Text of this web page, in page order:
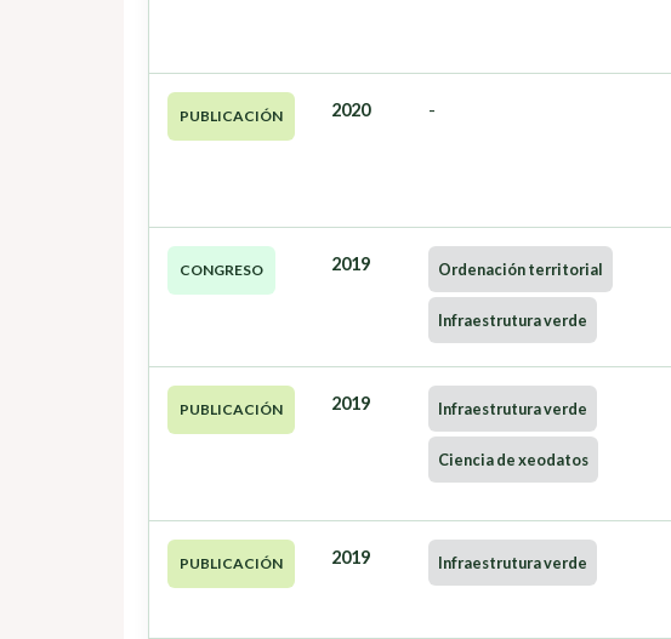
PUBLICACIÓN 2020 -
CONGRESO 2019 Ordenación territorial
Infraestrutura verde
PUBLICACIÓN 2019 Infraestrutura verde
Ciencia de xeodatos
PUBLICACIÓN 2019 Infraestrutura verde